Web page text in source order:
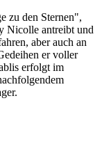
zu den Sternen",
Nicolle antreibt und
aber auch an
er voller
erfolgt im